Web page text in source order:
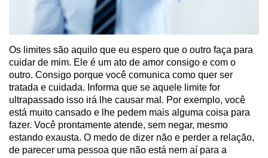
Os limites são aquilo que eu espero que o outro faça para
cuidar de mim. Ele é um ato de amor consigo e com o
outro. Consigo porque você comunica como quer ser
tratada e cuidada. Informa que se aquele limite for
ultrapassado isso irá lhe causar mal. Por exemplo, você
está muito cansado e lhe pedem mais alguma coisa para
fazer. Você prontamente atende, sem negar, mesmo
estando exausta. O medo de dizer não e perder a relação,
de parecer uma pessoa que não está nem aí para a